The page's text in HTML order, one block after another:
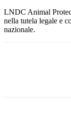
LNDC Animal
nella tutela legale e
nazionale.